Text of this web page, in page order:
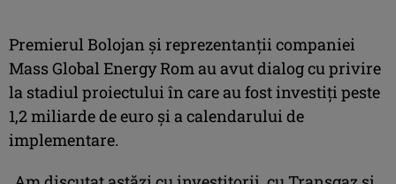
Premierul Bolojan și reprezentanții companiei
Mass Global Energy Rom au avut dialog cu privire
la stadiul proiectului în care au fost investiți peste
1,2 miliarde de euro și a calendarului de
implementare.